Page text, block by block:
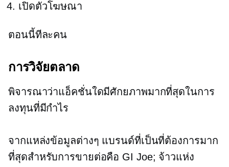
เปิดตัวโฆษณา
ตอนนี้ทีละคน
การวิจัยตลาด
พิจารณาว่าแอ็คชั่นใดมีศักยภาพมากที่สุดในการ
ลงทุนที่มีกำไร
จากแหล่งข้อมูลต่างๆ แบรนด์ที่เป็นที่ต้องการมาก
ที่สุดสำหรับการขายต่อคือ GI Joe; จ้าวแห่ง